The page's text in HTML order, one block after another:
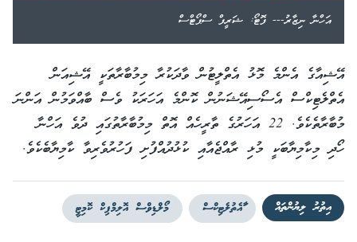
އަހްނާ ނިޒާރު--- ފޮޓޯ: ޝަރީފް ސްޕޯޓްސް
އޭޝިއާގެ އެންމެ މޮޅު އެތްލީޓުން ވާދަކުރާ މިމުބާރާތަކީ އޭޝިއަން
އެތްލެޓިކްސް އެސޯސިއޭޝަނުން ކޮންމެ އަހަރަކު ވެސް ބާއްވަމުން އަންނަ
މުބާރާތެކެވެ. 22 އަހަރުގެ ތާރީހެއް އޮތް މިމުބާރާތުގައި ދުވެ އަހްނާ
ހޯދި މިކާމިޔާބަކީ މުޅި ރާއްޖެއާއި ކުޅުދުއްފުށި ފަހުރުވެރިވާ ކާމިޔާބެކެވެ.
އިތުރު ލިޔުންތައް ާައެތުލެޓިކްސް މޯލްޑިވްސް އޮލިމްޕިކް ކޮމިޓީ